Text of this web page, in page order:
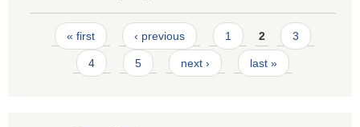
Pages
« first ‹ previous 1 2 3
4 5 next › last »